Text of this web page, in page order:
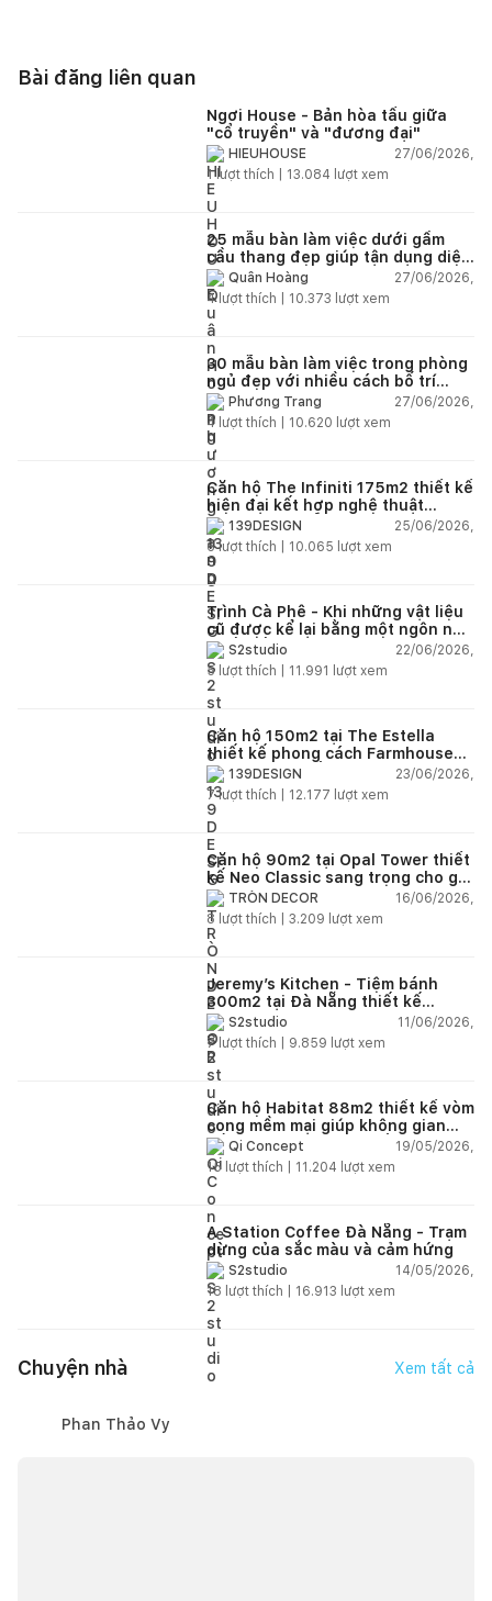
Bài đăng liên quan
Ngơi House - Bản hòa tấu giữa
"cổ truyền" và "đương đại"
HIEUHOUSE
27/06/2026,
1lượt thích | 13.084 lượt xem
25 mẫu bàn làm việc dưới gầm
cầu thang đẹp giúp tận dụng diện
tích tưởng chừng bị bỏ quên
Quân Hoàng
27/06/2026,
4lượt thích | 10.373 lượt xem
30 mẫu bàn làm việc trong phòng
ngủ đẹp với nhiều cách bố trí
thông minh cho mọi diện tích
Phương Trang
27/06/2026,
4 lượt thích | 10.620 lượt xem
Căn hộ The Infiniti 175m2 thiết kế
hiện đại kết hợp nghệ thuật
Modern Art đầy cảm xúc
139DESIGN
25/06/2026,
6lượt thích | 10.065 lượt xem
Trình Cà Phê - Khi những vật liệu
cũ được kể lại bằng một ngôn ngữ
thiết kế mới
S2studio
22/06/2026,
5 lượt thích | 11.991 lượt xem
Căn hộ 150m2 tại The Estella
thiết kế phong cách Farmhouse
thanh lịch và ấm áp
139DESIGN
23/06/2026,
7lượt thích | 12.177 lượt xem
Căn hộ 90m2 tại Opal Tower thiết
kế Neo Classic sang trọng cho gia
đình trẻ
TRÒN DECOR
16/06/2026,
8 lượt thích | 3.209 lượt xem
Jeremy’s Kitchen - Tiệm bánh
300m2 tại Đà Nẵng thiết kế
phong cách công nghiệp hiện đại
ngập tràn ánh sáng tự nhiên
S2studio
11/06/2026,
7lượt thích | 9.859 lượt xem
Căn hộ Habitat 88m2 thiết kế vòm
cong mềm mại giúp không gian
sống hiện đại trở nên ấm áp hơn
Qi Concept
19/05/2026,
15 lượt thích | 11.204 lượt xem
A Station Coffee Đà Nẵng - Trạm
dừng của sắc màu và cảm hứng
S2studio
14/05/2026,
18 lượt thích | 16.913 lượt xem
Chuyện nhà Xem tất cả
Phan Thảo Vy